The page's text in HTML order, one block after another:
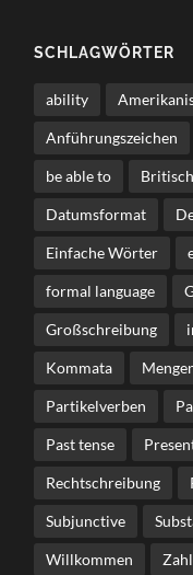
SCHLAGWÖRTER
ability
Anführungszeichen
be able to
Datumsformat
Einfache Wörter
formal language
Großschreibung
Kommata
Partikelverben
Past tense
Rechtschreibung
Subjunctive
Willkommen